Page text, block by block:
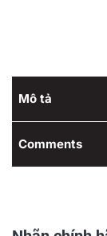
Mô tả
Comments